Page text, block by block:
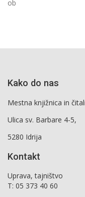
ob
Kako do nas
Mestna knjižnica in
Ulica sv. Barbare 4-5,
5280 Idrija
Kontakt
Uprava, tajništvo
T: 05 373 40 60